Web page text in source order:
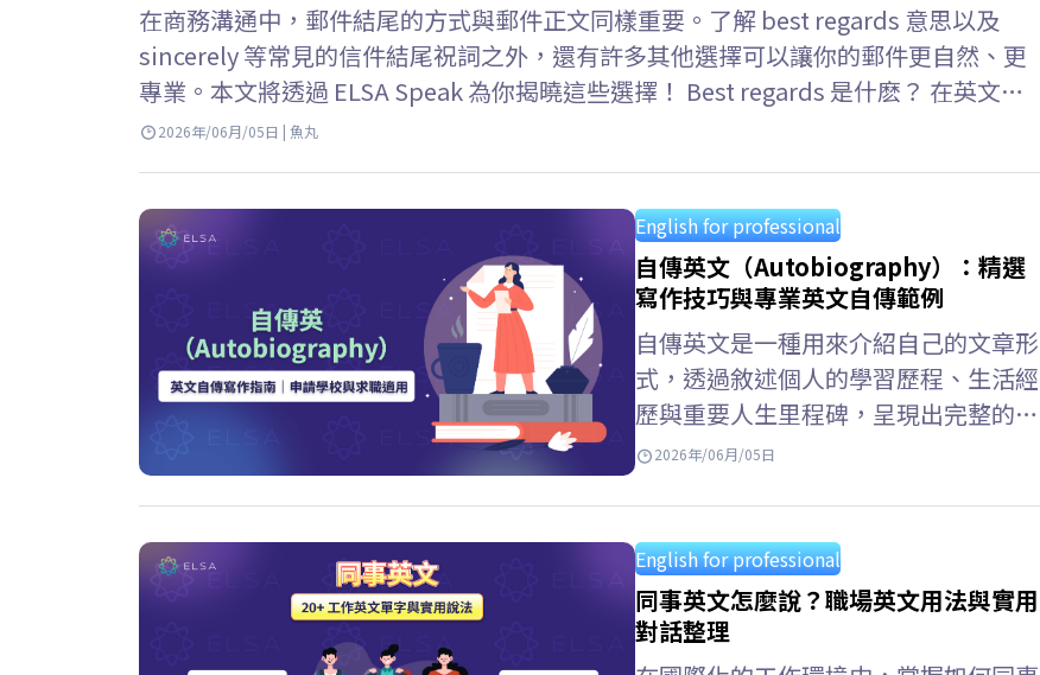
在商務溝通中，郵件結尾的方式與郵件正文同樣重要。了解 best regards 意思以及
sincerely 等常見的信件結尾祝詞之外，還有許多其他選擇可以讓你的郵件更自然、更
專業。本文將透過 ELSA Speak 為你揭曉這些選擇！ Best regards 是什麽？ 在英文信
件結尾中，best regards 是一個常用且用途廣泛的結尾語，可以理解為“謹致以最誠
2026年/06月/05日 | 魚丸
English for professional
自傳英文（Autobiography）：精選
寫作技巧與專業英文自傳範例
自傳英文是一種用來介紹自己的文章形
式，透過敘述個人的學習歷程、生活經
歷與重要人生里程碑，呈現出完整的個
人樣貌。熟悉個人自傳英文的寫作方
流暢且符合語境地傳達個人資訊，在學
術申請與個人履歷中脫穎而出。 Key
Takeaways 核心內容重點摘要 英文自
傳 (Autobiography) 個人背景
2026年/06月/05日
English for professional
同事英文怎麼說？職場英文用法與實用
對話整理